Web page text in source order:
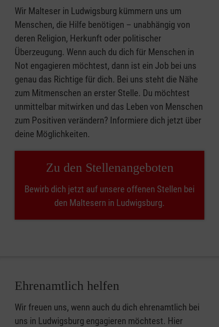
Wir Malteser in Ludwigsburg kümmern uns um
Menschen, die Hilfe benötigen – unabhängig von
deren Religion, Herkunft oder politischer
Überzeugung. Wenn auch du dich für Menschen in
Not engagieren möchtest, dann ist ein Job bei uns
genau das Richtige für dich. Bei uns steht die Nähe
zum Mitmenschen an erster Stelle. Du möchtest
unmittelbar mitwirken und das Leben von Menschen
zum Positiven verändern? Informiere dich jetzt über
deine Möglichkeiten.
Zu den Stellenangeboten
Bewirb dich jetzt auf unsere offenen Stellen bei
den Maltesern in Ludwigsburg.
Ehrenamtlich helfen
Wir freuen uns, wenn auch du dich ehrenamtlich bei
uns in Ludwigsburg engagieren möchtest. Hier